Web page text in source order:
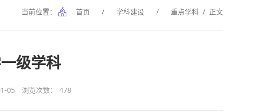
当前位置： 首页 / 学科建设 / 重点学科 / 正文
级学科
05 浏览次数： 478